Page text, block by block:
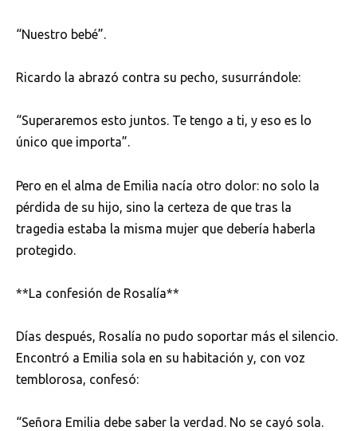
“Nuestro bebé”.
Ricardo la abrazó contra su pecho, susurrándole:
“Superaremos esto juntos. Te tengo a ti, y eso es lo
único que importa”.
Pero en el alma de Emilia nacía otro dolor: no solo la
pérdida de su hijo, sino la certeza de que tras la
tragedia estaba la misma mujer que debería haberla
protegido.
**La confesión de Rosalía**
Días después, Rosalía no pudo soportar más el silencio.
Encontró a Emilia sola en su habitación y, con voz
temblorosa, confesó:
“Señora Emilia debe saber la verdad. No se cayó sola.